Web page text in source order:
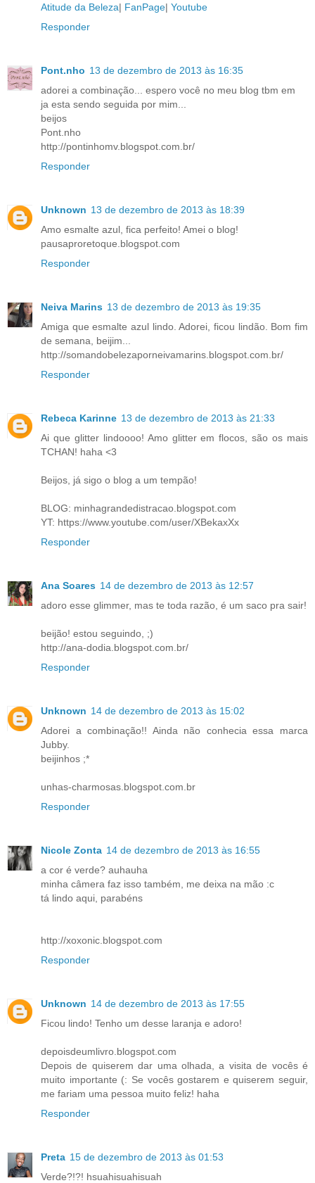
Atitude da Beleza| FanPage| Youtube
Responder
Pont.nho 13 de dezembro de 2013 às 16:35
adorei a combinação... espero você no meu blog tbm em
ja esta sendo seguida por mim...
beijos
Pont.nho
http://pontinhomv.blogspot.com.br/
Responder
Unknown 13 de dezembro de 2013 às 18:39
Amo esmalte azul, fica perfeito! Amei o blog!
pausaproretoque.blogspot.com
Responder
Neiva Marins 13 de dezembro de 2013 às 19:35
Amiga que esmalte azul lindo. Adorei, ficou lindão. Bom fim
de semana, beijim...
http://somandobelezaporneivamarins.blogspot.com.br/
Responder
Rebeca Karinne 13 de dezembro de 2013 às 21:33
Ai que glitter lindoooo! Amo glitter em flocos, são os mais
TCHAN! haha <3
Beijos, já sigo o blog a um tempão!
BLOG: minhagrandedistracao.blogspot.com
YT: https://www.youtube.com/user/XBekaxXx
Responder
Ana Soares 14 de dezembro de 2013 às 12:57
adoro esse glimmer, mas te toda razão, é um saco pra sair!
beijão! estou seguindo, ;)
http://ana-dodia.blogspot.com.br/
Responder
Unknown 14 de dezembro de 2013 às 15:02
Adorei a combinação!! Ainda não conhecia essa marca
Jubby.
beijinhos ;*
unhas-charmosas.blogspot.com.br
Responder
Nicole Zonta 14 de dezembro de 2013 às 16:55
a cor é verde? auhauha
minha câmera faz isso também, me deixa na mão :c
tá lindo aqui, parabéns
http://xoxonic.blogspot.com
Responder
Unknown 14 de dezembro de 2013 às 17:55
Ficou lindo! Tenho um desse laranja e adoro!
depoisdeumlivro.blogspot.com
Depois de quiserem dar uma olhada, a visita de vocês é
muito importante (: Se vocês gostarem e quiserem seguir,
me fariam uma pessoa muito feliz! haha
Responder
Preta 15 de dezembro de 2013 às 01:53
Verde?!?! hsuahisuahisuah